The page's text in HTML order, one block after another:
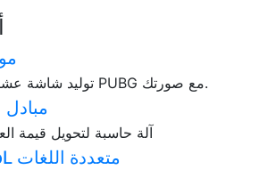
توليد شاشة عشاء الدجاج مثل نتيجة PUBG مع صورتك.
مبادل
آلة حاسبة لتحويل قيمة
قاعدة بيانات LoL متعددة اللغات